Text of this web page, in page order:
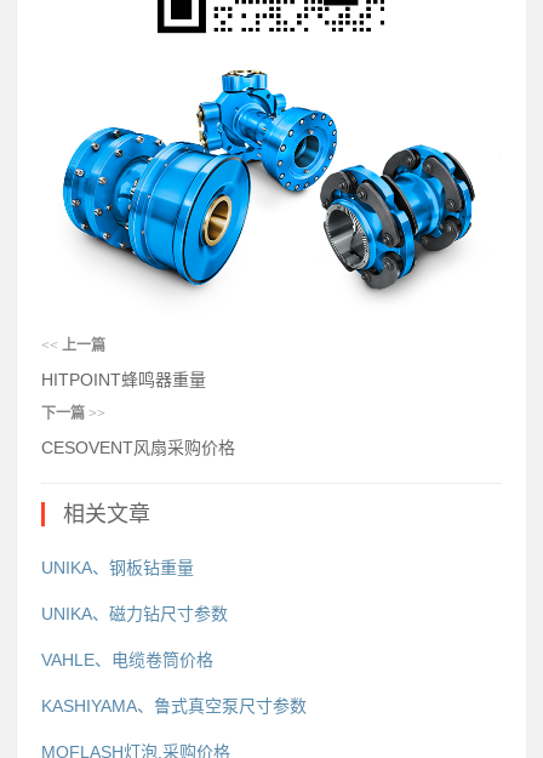
<< 上一篇
HITPOINT蜂鸣器重量
下一篇 >>
CESOVENT风扇采购价格
相关文章
UNIKA、钢板钻重量
UNIKA、磁力钻尺寸参数
VAHLE、电缆卷筒价格
KASHIYAMA、鲁式真空泵尺寸参数
MOFLASH灯泡,采购价格